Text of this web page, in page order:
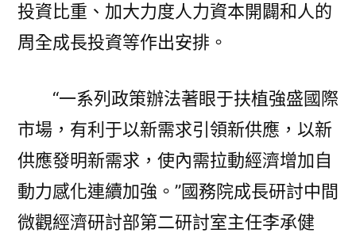
投資比重、加大力度人力資本開闢和人的
周全成長投資等作出安排。
“一系列政策辦法著眼于扶植強盛國際
市場，有利于以新需求引領新供應，以新
供應發明新需求，使內需拉動經濟增加自
動力感化連續加強。”國務院成長研討中間
微觀經濟研討部第二研討室主任李承健